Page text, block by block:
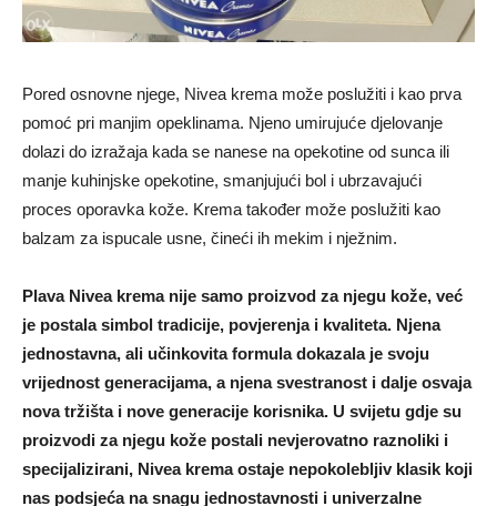
Pored osnovne njege, Nivea krema može poslužiti i kao prva
pomoć pri manjim opeklinama. Njeno umirujuće djelovanje
dolazi do izražaja kada se nanese na opekotine od sunca ili
manje kuhinjske opekotine, smanjujući bol i ubrzavajući
proces oporavka kože. Krema također može poslužiti kao
balzam za ispucale usne, čineći ih mekim i nježnim.
Plava Nivea krema nije samo proizvod za njegu kože, već
je postala simbol tradicije, povjerenja i kvaliteta. Njena
jednostavna, ali učinkovita formula dokazala je svoju
vrijednost generacijama, a njena svestranost i dalje osvaja
nova tržišta i nove generacije korisnika. U svijetu gdje su
proizvodi za njegu kože postali nevjerovatno raznoliki i
specijalizirani, Nivea krema ostaje nepokolebljiv klasik koji
nas podsjeća na snagu jednostavnosti i univerzalne